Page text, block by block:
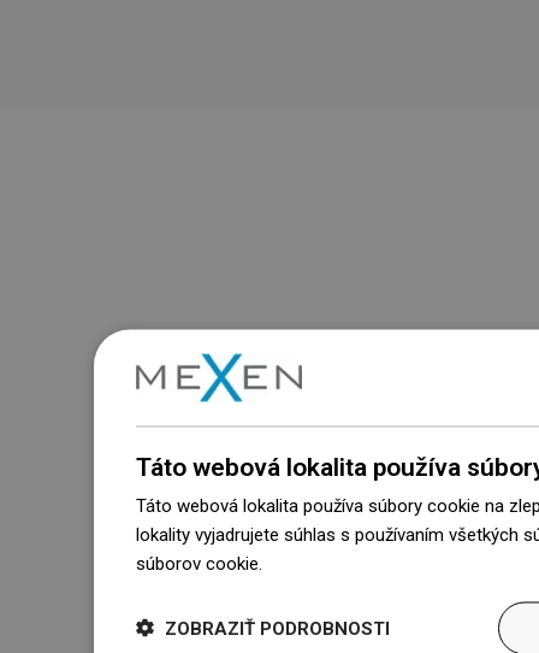
Táto webová lokalita používa
Táto webová lokalita používa súbory cookie na
lokality vyjadrujete súhlas s používaním všetkých
súborov cookie.
ZOBRAZIŤ PODROBNOSTI